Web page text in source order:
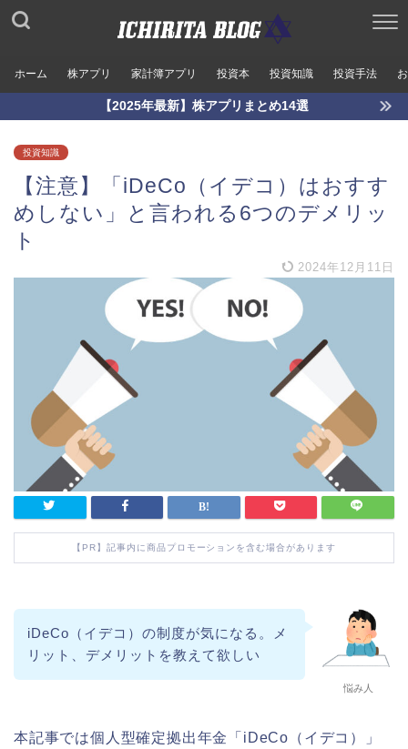
ホーム 株アプリ 家計簿アプリ 投資本 投資知識 投資手法
【2025年最新】株アプリまとめ14選
投資知識
【注意】「iDeCo（イデコ）はおすす
めしない」と言われる6つのデメリッ
ト
2024年12月11日
【PR】記事内に商品プロモーションを含む場合があります
悩み人
iDeCo（イデコ）の制度が気になる。メ
リット、デメリットを教えて欲しい
本記事では個人型確定拠出年金「iDeCo（イデコ）」